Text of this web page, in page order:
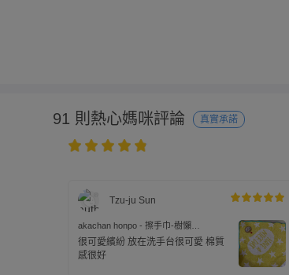
91 則熱心媽咪評論 真實承諾
Tzu-ju Sun
akachan honpo - 擦手巾-樹懶
(35×35cm)
很可愛繽紛 放在洗手台很可愛 棉質
感很好